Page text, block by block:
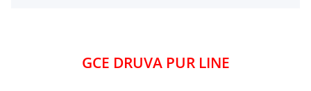
GCE DRUVA PUR LINE